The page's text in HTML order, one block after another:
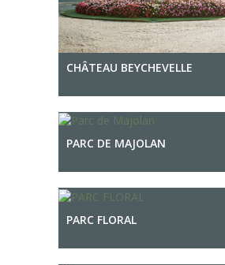
CHÂTEAU BEYCHEVELLE
PARC DE MAJOLAN
PARC FLORAL